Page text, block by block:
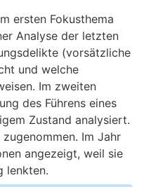
ersten Fokusthema
Analyse der letzten
(vorsätzliche
und welche
Im zweiten
des Führens eines
Zustand analysiert.
Im Jahr
angezeigt, weil sie
lenkten.